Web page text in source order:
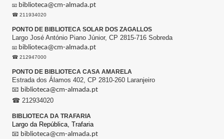
📧 biblioteca@cm-almada.pt
☎ 211934020
PONTO DE BIBLIOTECA SOLAR DOS ZAGALLOS
Largo José António Piano Júnior, CP 2815-716 Sobreda
📧 biblioteca@cm-almada.pt
☎ 212947000
PONTO DE BIBLIOTECA CASA AMARELA
Estrada dos Álamos 402, CP 2810-260 Laranjeiro
📧 biblioteca@cm-almada.pt
☎ 212934020
BIBLIOTECA DA TRAFARIA
Largo da República, Trafaria
📧 biblioteca@cm-almada.pt